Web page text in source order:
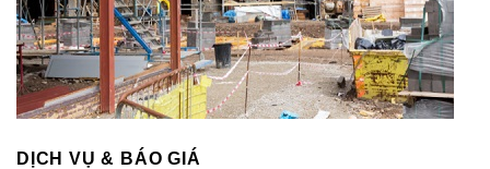
DỊCH VỤ & BÁO GIÁ